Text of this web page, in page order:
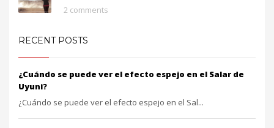
2 comments
RECENT POSTS
¿Cuándo se puede ver el efecto espejo en el Salar de
Uyuni?
¿Cuándo se puede ver el efecto espejo en el Sal...